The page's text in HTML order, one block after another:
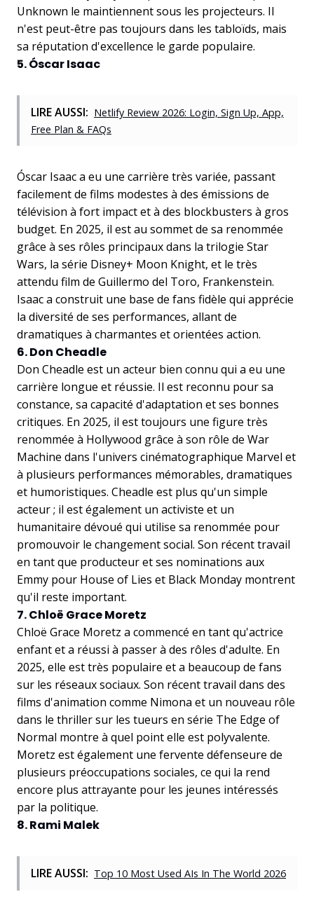
Unknown le maintiennent sous les projecteurs. Il
n'est peut-être pas toujours dans les tabloïds, mais
sa réputation d'excellence le garde populaire.
5. Óscar Isaac
LIRE AUSSI: Netlify Review 2026: Login, Sign Up, App,
Free Plan & FAQs
Óscar Isaac a eu une carrière très variée, passant
facilement de films modestes à des émissions de
télévision à fort impact et à des blockbusters à gros
budget. En 2025, il est au sommet de sa renommée
grâce à ses rôles principaux dans la trilogie Star
Wars, la série Disney+ Moon Knight, et le très
attendu film de Guillermo del Toro, Frankenstein.
Isaac a construit une base de fans fidèle qui apprécie
la diversité de ses performances, allant de
dramatiques à charmantes et orientées action.
6. Don Cheadle
Don Cheadle est un acteur bien connu qui a eu une
carrière longue et réussie. Il est reconnu pour sa
constance, sa capacité d'adaptation et ses bonnes
critiques. En 2025, il est toujours une figure très
renommée à Hollywood grâce à son rôle de War
Machine dans l'univers cinématographique Marvel et
à plusieurs performances mémorables, dramatiques
et humoristiques. Cheadle est plus qu'un simple
acteur ; il est également un activiste et un
humanitaire dévoué qui utilise sa renommée pour
promouvoir le changement social. Son récent travail
en tant que producteur et ses nominations aux
Emmy pour House of Lies et Black Monday montrent
qu'il reste important.
7. Chloë Grace Moretz
Chloë Grace Moretz a commencé en tant qu'actrice
enfant et a réussi à passer à des rôles d'adulte. En
2025, elle est très populaire et a beaucoup de fans
sur les réseaux sociaux. Son récent travail dans des
films d'animation comme Nimona et un nouveau rôle
dans le thriller sur les tueurs en série The Edge of
Normal montre à quel point elle est polyvalente.
Moretz est également une fervente défenseure de
plusieurs préoccupations sociales, ce qui la rend
encore plus attrayante pour les jeunes intéressés
par la politique.
8. Rami Malek
LIRE AUSSI: Top 10 Most Used AIs In The World 2026